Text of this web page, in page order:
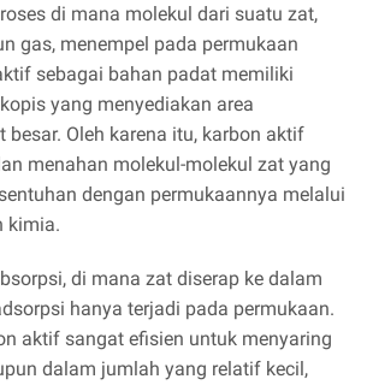
di mana molekul dari suatu zat,
gas, menempel pada permukaan
sebagai bahan padat memiliki
yang menyediakan area
besar. Oleh karena itu, karbon aktif
menahan molekul-molekul zat yang
dengan permukaannya melalui
kimia.
di mana zat diserap ke dalam
hanya terjadi pada permukaan.
aktif sangat efisien untuk menyaring
dalam jumlah yang relatif kecil,